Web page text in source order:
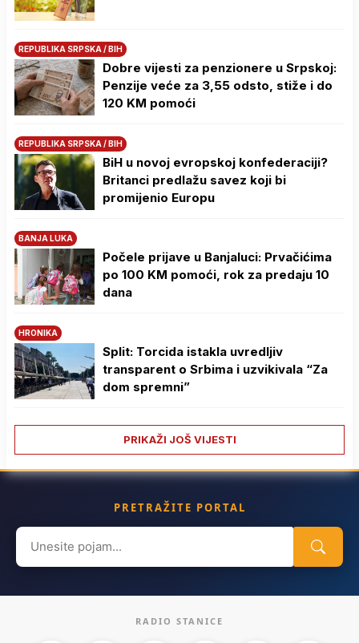
REPUBLIKA SRPSKA / BIH
Dobre vijesti za penzionere u Srpskoj:
Penzije veće za 3,55 odsto, stiže i do
120 KM pomoći
REPUBLIKA SRPSKA / BIH
BiH u novoj evropskoj konfederaciji?
Britanci predlažu savez koji bi
promijenio Europu
BANJA LUKA
Počele prijave u Banjaluci: Prvačićima
po 100 KM pomoći, rok za predaju 10
dana
HRONIKA
Split: Torcida istakla uvredljiv
transparent o Srbima i uzvikivala “Za
dom spremni”
PRIKAŽI JOŠ VIJESTI
PRETRAŽITE PORTAL
Search
for:
RADIO STANICE